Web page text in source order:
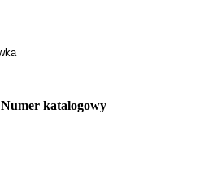
Numer katalogowy